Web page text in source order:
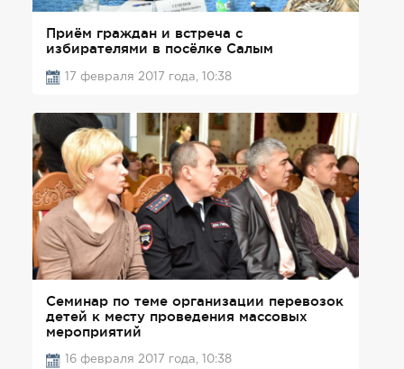
Приём граждан и встреча с
избирателями в посёлке Салым
17 февраля 2017 года, 10:38
Семинар по теме организации перевозок
детей к месту проведения массовых
мероприятий
16 февраля 2017 года, 10:38